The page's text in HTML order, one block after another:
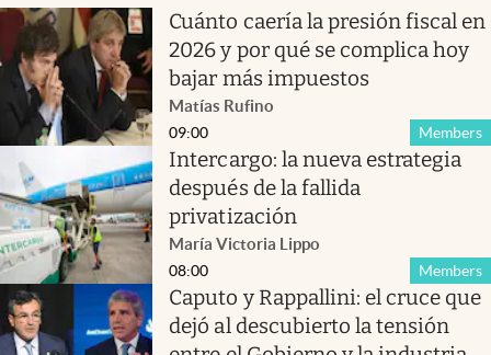
Cuánto caería la presión fiscal en
2026 y por qué se complica hoy
bajar más impuestos
Matías Rufino
Members
09:00
Intercargo: la nueva estrategia
después de la fallida
privatización
María Victoria Lippo
Members
08:00
Caputo y Rappallini: el cruce que
dejó al descubierto la tensión